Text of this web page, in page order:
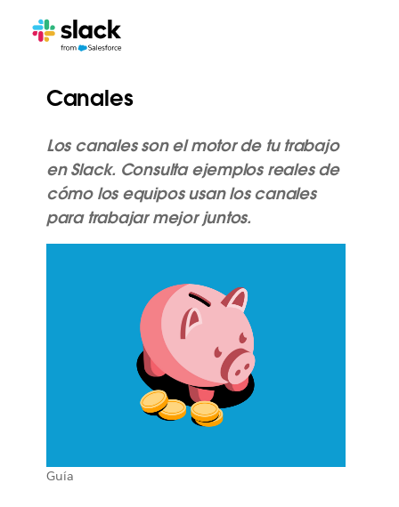
Canales
Los canales son el motor de tu trabajo
en Slack. Consulta ejemplos reales de
cómo los equipos usan los canales
para trabajar mejor juntos.
Guía